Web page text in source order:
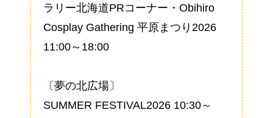
ラリー北海道PRコーナー・Obihiro
Cosplay Gathering 平原まつり2026
11:00～18:00
〔夢の北広場〕
SUMMER FESTIVAL2026 10:30～